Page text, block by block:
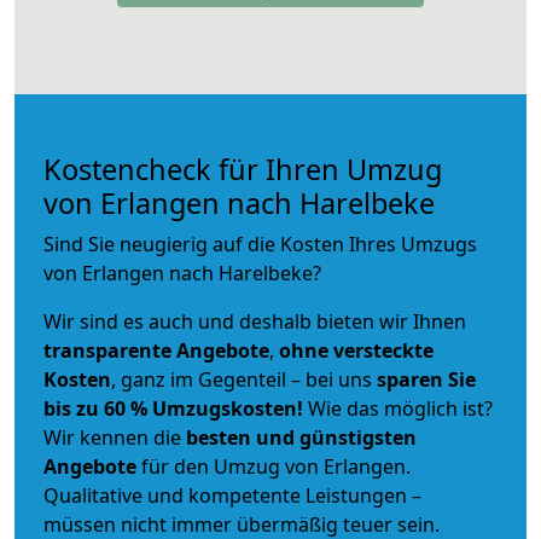
Kostencheck für Ihren Umzug
von Erlangen nach Harelbeke
Sind Sie neugierig auf die Kosten Ihres Umzugs
von Erlangen nach Harelbeke?
Wir sind es auch und deshalb bieten wir Ihnen
transparente Angebote, ohne versteckte
Kosten, ganz im Gegenteil – bei uns sparen Sie
bis zu 60 % Umzugskosten! Wie das möglich ist?
Wir kennen die besten und günstigsten
Angebotefür den Umzug von Erlangen.
Qualitative und kompetente Leistungen –
müssen nicht immer übermäßig teuer sein.